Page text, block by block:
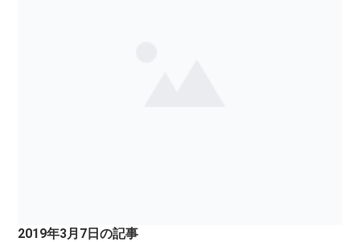
2019年3月7日の記事